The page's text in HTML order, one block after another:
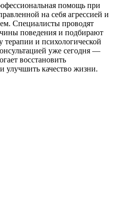
помощь при
на себя агрессией и
Специалисты проводят
поведения и подбирают
и психологической
уже сегодня —
восстановить
улучшить качество жизни.